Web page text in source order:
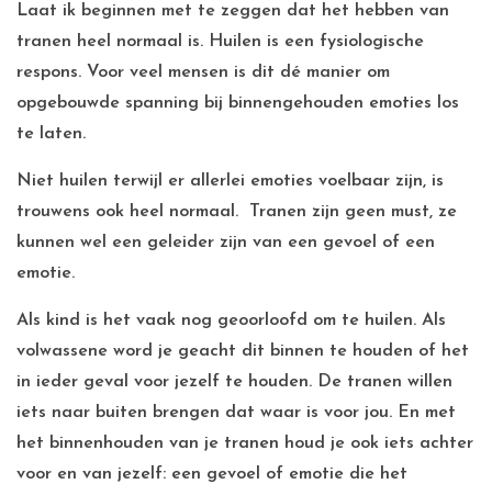
Laat ik beginnen met te zeggen dat het hebben van
tranen heel normaal is. Huilen is een fysiologische
respons. Voor veel mensen is dit dé manier om
opgebouwde spanning bij binnengehouden emoties los
te laten.
Niet huilen terwijl er allerlei emoties voelbaar zijn, is
trouwens ook heel normaal. Tranen zijn geen must, ze
kunnen wel een geleider zijn van een gevoel of een
emotie.
Als kind is het vaak nog geoorloofd om te huilen. Als
volwassene word je geacht dit binnen te houden of het
in ieder geval voor jezelf te houden. De tranen willen
iets naar buiten brengen dat waar is voor jou. En met
het binnenhouden van je tranen houd je ook iets achter
voor en van jezelf: een gevoel of emotie die het